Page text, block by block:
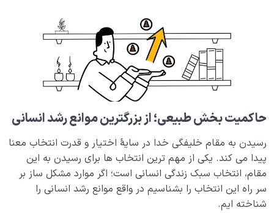
شناخت بهشت و جهنم
نگاه ابدی و آمادگی برای آخرت
انسان در مرکز آفرینش
دیدار جهان غیب 0/9
حاکمیت بخش طبیعی؛ از بزرگترین موانع رشد انسانی
رسیدن به مقام خلیفگی خدا در سایۀ اختیار و قدرت انتخاب معنا
پیدا می کند. یکی از مهم ترین انتخاب ها برای رسیدن به این
مقام، انتخاب سبک زندگی انسانی است؛ اگر موارد مشکل ساز بر
سر راه این انتخاب را بشناسیم در واقع موانع رشد انسانی را
شناخته ایم.